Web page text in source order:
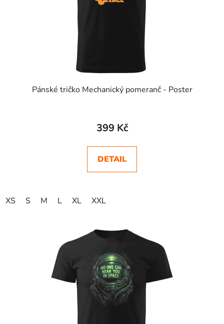
Pánské tričko Mechanický pomeranč - Poster
399 Kč
DETAIL
XS S M L XL XXL